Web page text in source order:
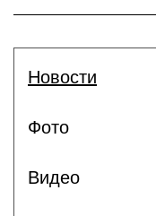
Новости
Фото
Видео